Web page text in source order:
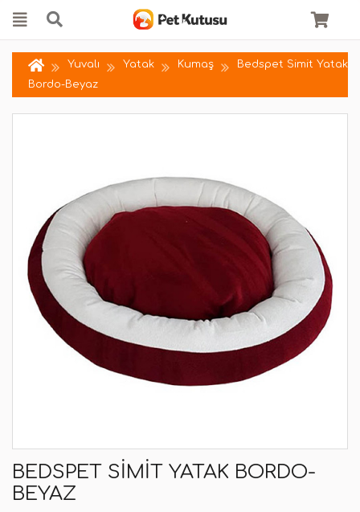
Yuvalı Yatak Kumaş
Bedspet Simit Yatak
Bordo-Beyaz
BEDSPET SIMIT YATAK BORDO-
BEYAZ